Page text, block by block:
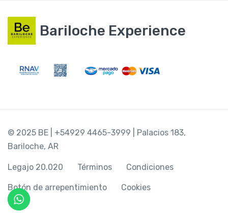
Bariloche Experience
© 2025 BE | +54929 4465-3999 | Palacios 183,
Bariloche, AR
Legajo 20.020 Términos Condiciones
Botón de arrepentimiento Cookies